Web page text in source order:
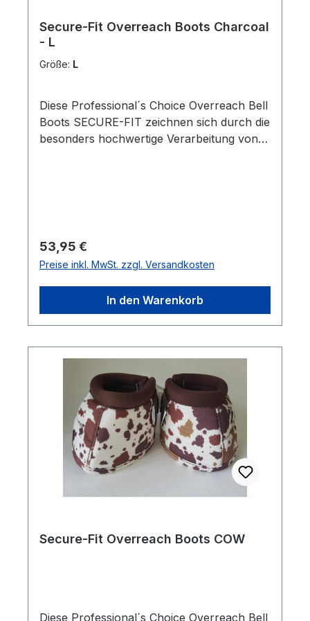
Secure-Fit Overreach Boots Charcoal
- L
Größe: L
Diese Professional´s Choice Overreach Bell
Boots SECURE-FIT zeichnen sich durch die
besonders hochwertige Verarbeitung von
Durch die Einarbeitung eines Stoppers wird
das Drehen des Boots verhindert. In
Kombination mit den Sports Medicine Boots
ist das Bein Deines Pferds rundum
geschützt.Die Overreach Boots wurden als
Ergänzung zu den Sports Medicine Boots
Regulärer Preis:
53,95 €
Preise inkl. MwSt. zzgl. Versandkosten
In den Warenkorb
Secure-Fit Overreach Boots COW
Diese Professional´s Choice Overreach Bell